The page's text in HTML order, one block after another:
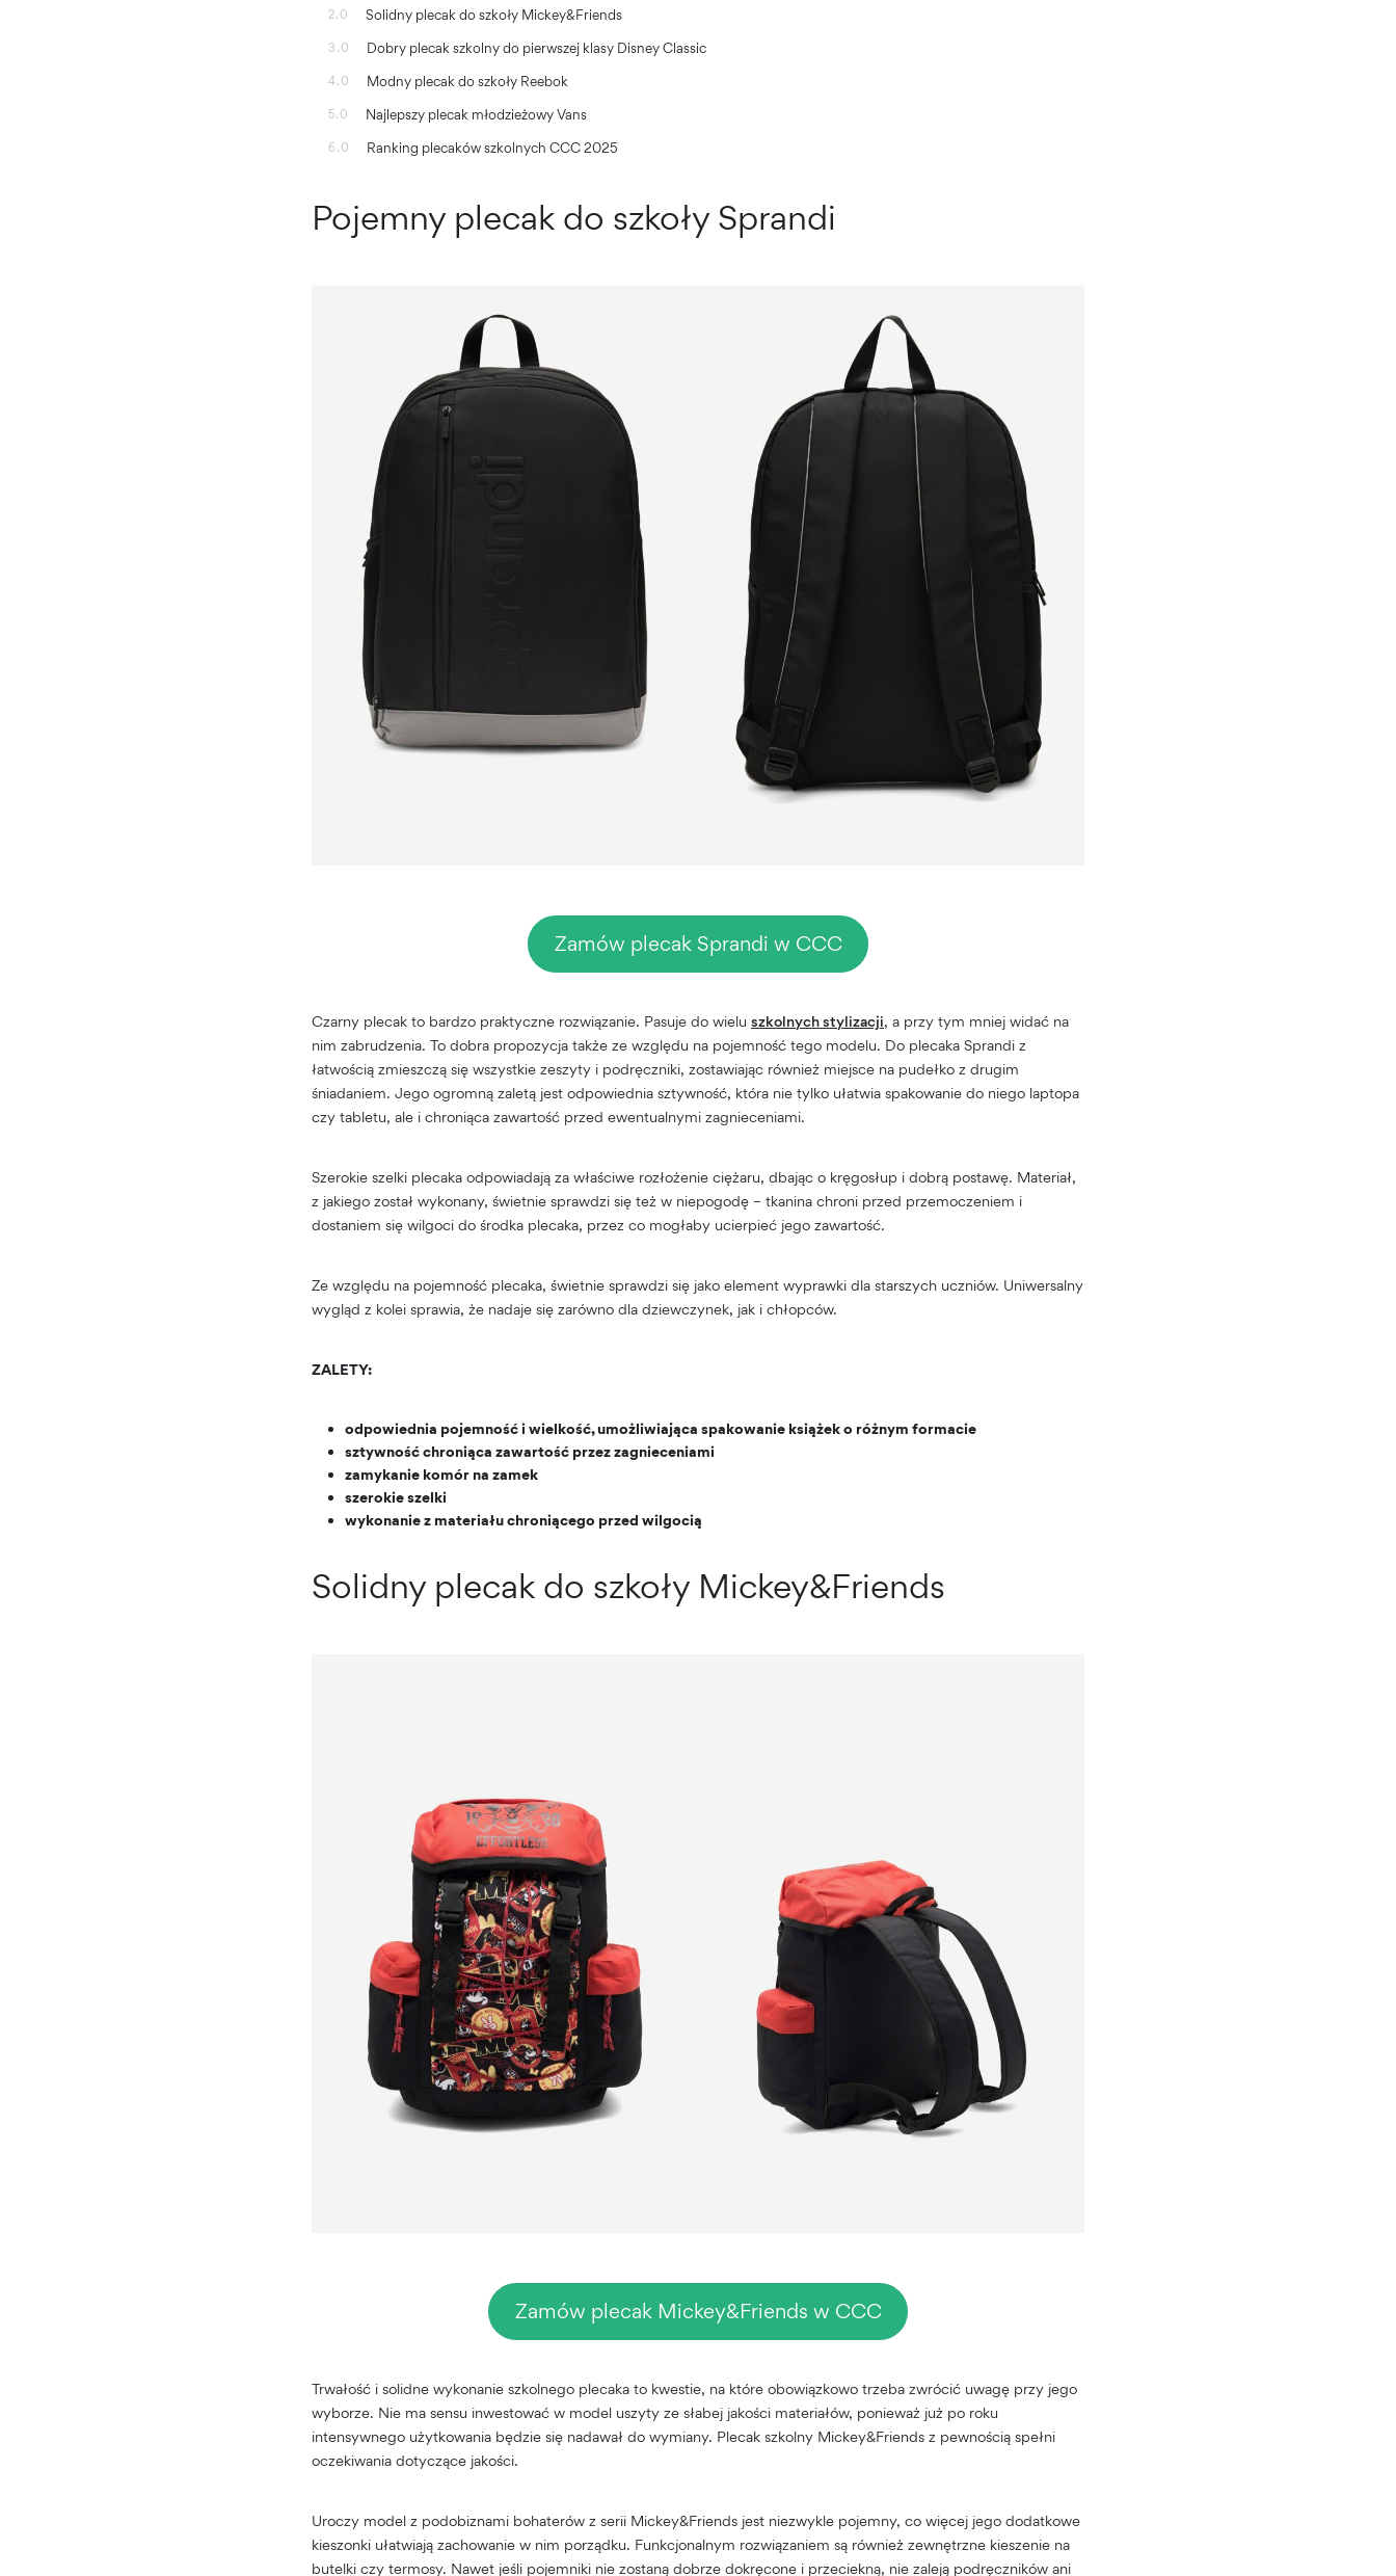
2.0 Solidny plecak do szkoły Mickey&Friends
3.0 Dobry plecak szkolny do pierwszej klasy Disney Classic
4.0 Modny plecak do szkoły Reebok
5.0 Najlepszy plecak młodzieżowy Vans
6.0 Ranking plecaków szkolnych CCC 2025
Pojemny plecak do szkoły Sprandi
Zamów plecak Sprandi w CCC
Czarny plecak to bardzo praktyczne rozwiązanie. Pasuje do wielu szkolnych stylizacji, a przy tym mniej widać na
nim zabrudzenia. To dobra propozycja także ze względu na pojemność tego modelu. Do plecaka Sprandi z
łatwością zmieszczą się wszystkie zeszyty i podręczniki, zostawiając również miejsce na pudełko z drugim
śniadaniem. Jego ogromną zaletą jest odpowiednia sztywność, która nie tylko ułatwia spakowanie do niego laptopa
czy tabletu, ale i chroniąca zawartość przed ewentualnymi zagnieceniami.
Szerokie szelki plecaka odpowiadają za właściwe rozłożenie ciężaru, dbając o kręgosłup i dobrą postawę. Materiał,
z jakiego został wykonany, świetnie sprawdzi się też w niepogodę – tkanina chroni przed przemoczeniem i
dostaniem się wilgoci do środka plecaka, przez co mogłaby ucierpieć jego zawartość.
Ze względu na pojemność plecaka, świetnie sprawdzi się jako element wyprawki dla starszych uczniów. Uniwersalny
wygląd z kolei sprawia, że nadaje się zarówno dla dziewczynek, jak i chłopców.
ZALETY:
odpowiednia pojemność i wielkość, umożliwiająca spakowanie książek o różnym formacie
sztywność chroniąca zawartość przez zagnieceniami
zamykanie komór na zamek
szerokie szelki
wykonanie z materiału chroniącego przed wilgocią
Solidny plecak do szkoły Mickey&Friends
Zamów plecak Mickey&Friends w CCC
Trwałość i solidne wykonanie szkolnego plecaka to kwestie, na które obowiązkowo trzeba zwrócić uwagę przy jego
wyborze. Nie ma sensu inwestować w model uszyty ze słabej jakości materiałów, ponieważ już po roku
intensywnego użytkowania będzie się nadawał do wymiany. Plecak szkolny Mickey&Friends z pewnością spełni
oczekiwania dotyczące jakości.
Uroczy model z podobiznami bohaterów z serii Mickey&Friends jest niezwykle pojemny, co więcej jego dodatkowe
kieszonki ułatwiają zachowanie w nim porządku. Funkcjonalnym rozwiązaniem są również zewnętrzne kieszenie na
butelki czy termosy. Nawet jeśli pojemniki nie zostaną dobrze dokręcone i przeciekną, nie zaleją podręczników ani